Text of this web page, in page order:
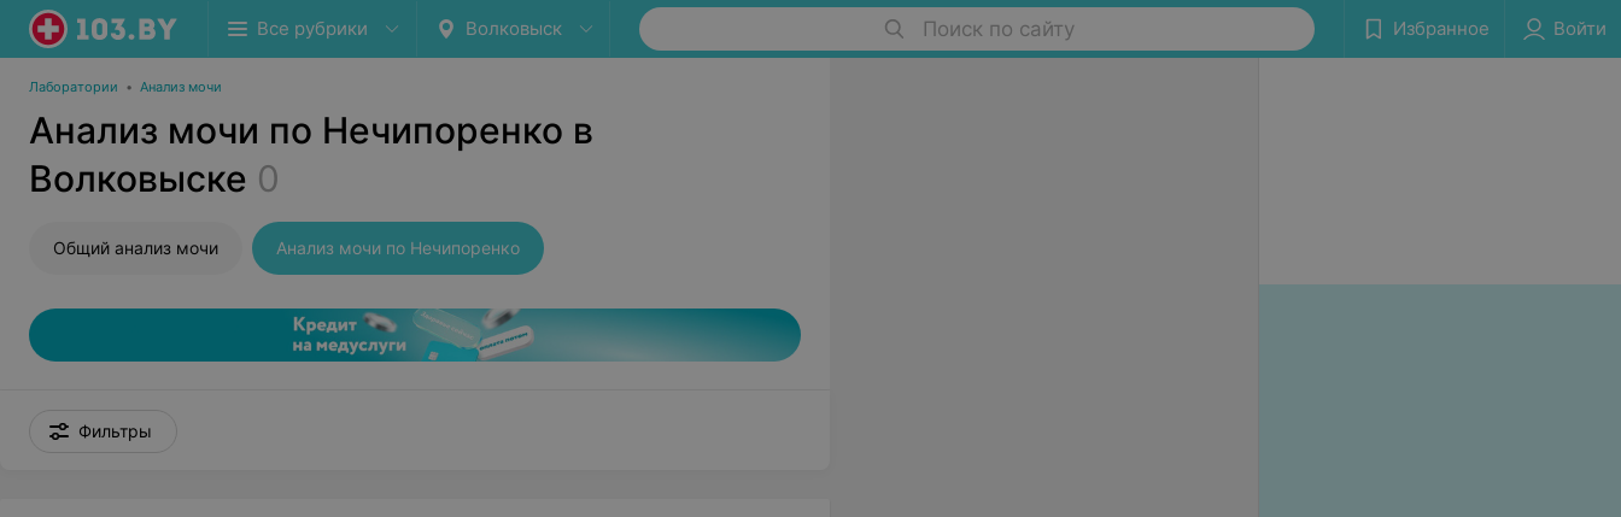
Все рубрики Волковыск Поиск по сайту Избранное Войти
Лаборатории • Анализ мочи
Анализ мочи по Нечипоренко в
Волковыске 0
Общий анализ мочи Анализ мочи по Нечипоренко
Фильтры